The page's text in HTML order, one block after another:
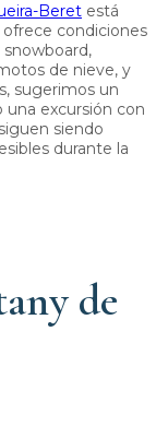
Beret está
condiciones
de nieve, y
sugerimos un
una excursión con
siendo
durante la
de